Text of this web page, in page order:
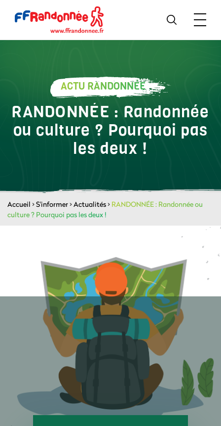
ACTU RANDONNÉE
RANDONNÉE : Randonnée
ou culture ? Pourquoi pas
les deux !
Accueil >S'informer>Actualités> RANDONNÉE : Randonnée ou
culture ? Pourquoi pas les deux !